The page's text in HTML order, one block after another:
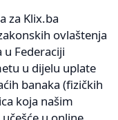
za Klix.ba
ovlaštenja
Federaciji
u dijelu uplate
banaka (fizičkih
koja našim